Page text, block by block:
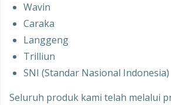
Wavin
Caraka
Langgeng
Trilliun
SNI (Standar Nasional Indonesia)
Seluruh produk kami telah melalui